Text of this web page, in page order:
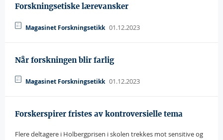
Forskningsetiske lærevansker
Magasinet Forskningsetikk 01.12.2023
Når forskningen blir farlig
Magasinet Forskningsetikk 01.12.2023
Forskerspirer fristes av kontroversielle tema
Flere deltagere i Holbergprisen i skolen trekkes mot sensitive og